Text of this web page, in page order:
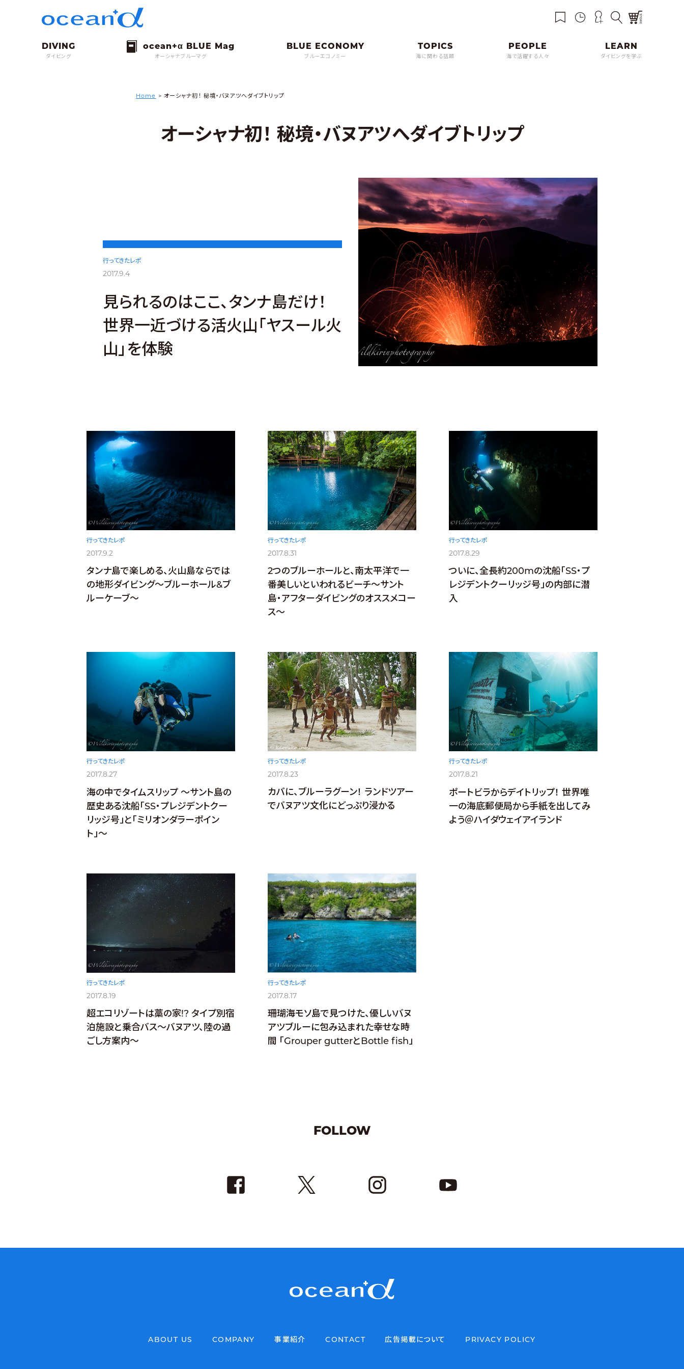
ダイビング オーシャナブルーマグ ブルーエコノミー 海に関わる話題 海で活躍する人々 ダイビングを学ぶ
Home > オーシャナ初！ 秘境・バヌアツへダイブトリップ
オーシャナ初！ 秘境・バヌアツへダイブトリップ
行ってきたレポ
2017.9.4
見られるのはここ、タンナ島だけ！
世界一近づける活火山「ヤスール火
山」を体験
行ってきたレポ
2017.9.2
タンナ島で楽しめる、火山島ならでは
の地形ダイビング〜ブルーホール&ブ
ルーケーブ〜
行ってきたレポ
2017.8.31
2つのブルーホールと、南太平洋で一
番美しいといわれるビーチ〜サント
島・アフターダイビングのオススメコー
ス〜
行ってきたレポ
2017.8.29
ついに、全長約200mの沈船「SS・プ
レジデントクーリッジ号」の内部に潜
入
行ってきたレポ
2017.8.27
海の中でタイムスリップ 〜サント島の
歴史ある沈船「SS・プレジデントクー
リッジ号」と「ミリオンダラーポイン
ト」〜
行ってきたレポ
2017.8.23
カバに、ブルーラグーン！ ランドツアー
でバヌアツ文化にどっぷり浸かる
行ってきたレポ
2017.8.21
ポートビラからデイトリップ！ 世界唯
一の海底郵便局から手紙を出してみ
よう＠ハイダウェイアイランド
行ってきたレポ
2017.8.19
超エコリゾートは藁の家!? タイプ別宿
泊施設と乗合バス〜バヌアツ、陸の過
ごし方案内〜
行ってきたレポ
2017.8.17
珊瑚海モソ島で見つけた、優しいバヌ
アツブルーに包み込まれた幸せな時
間 「Grouper gutterとBottle fish」
FOLLOW
ABOUT US COMPANY 事業紹介 CONTACT 広告掲載について PRIVACY POLICY